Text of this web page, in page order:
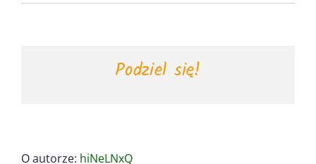
Podziel się!
O autorze: hiNeLNxQ